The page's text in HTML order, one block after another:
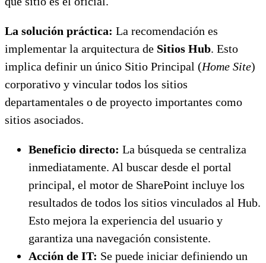
La solución práctica: La recomendación es
implementar la arquitectura de Sitios Hub. Esto
implica definir un único Sitio Principal (Home Site)
corporativo y vincular todos los sitios
departamentales o de proyecto importantes como
sitios asociados.
Beneficio directo: La búsqueda se centraliza
inmediatamente. Al buscar desde el portal
principal, el motor de SharePoint incluye los
resultados de todos los sitios vinculados al Hub.
Esto mejora la experiencia del usuario y
garantiza una navegación consistente.
Acción de IT: Se puede iniciar definiendo un